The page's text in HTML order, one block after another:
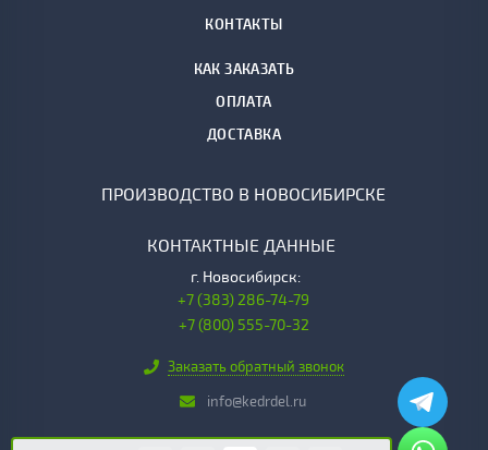
КОНТАКТЫ
КАК ЗАКАЗАТЬ
ОПЛАТА
ДОСТАВКА
ПРОИЗВОДСТВО В НОВОСИБИРСКЕ
КОНТАКТНЫЕ ДАННЫЕ
г. Новосибирск:
+7 (383) 286-74-79
+7 (800) 555-70-32
Заказать обратный звонок
info@kedrdel.ru